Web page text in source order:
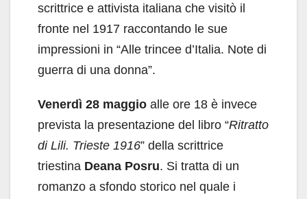
scrittrice e attivista italiana che visitò il
fronte nel 1917 raccontando le sue
impressioni in “Alle trincee d’Italia. Note di
guerra di una donna”.
Venerdì 28 maggio alle ore 18 è invece
prevista la presentazione del libro “Ritratto
di Lili. Trieste 1916” della scrittrice
triestina Deana Posru. Si tratta di un
romanzo a sfondo storico nel quale i